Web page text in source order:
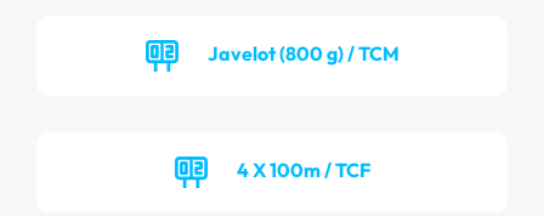
Javelot (800 g) / TCM
4 X 100m / TCF